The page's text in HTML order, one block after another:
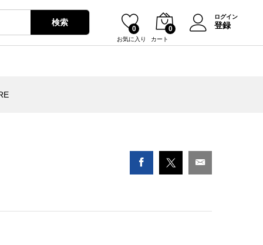
検索
お気に入り
0
カート
0
ログイン
登録
¥1,778 カートに入れる